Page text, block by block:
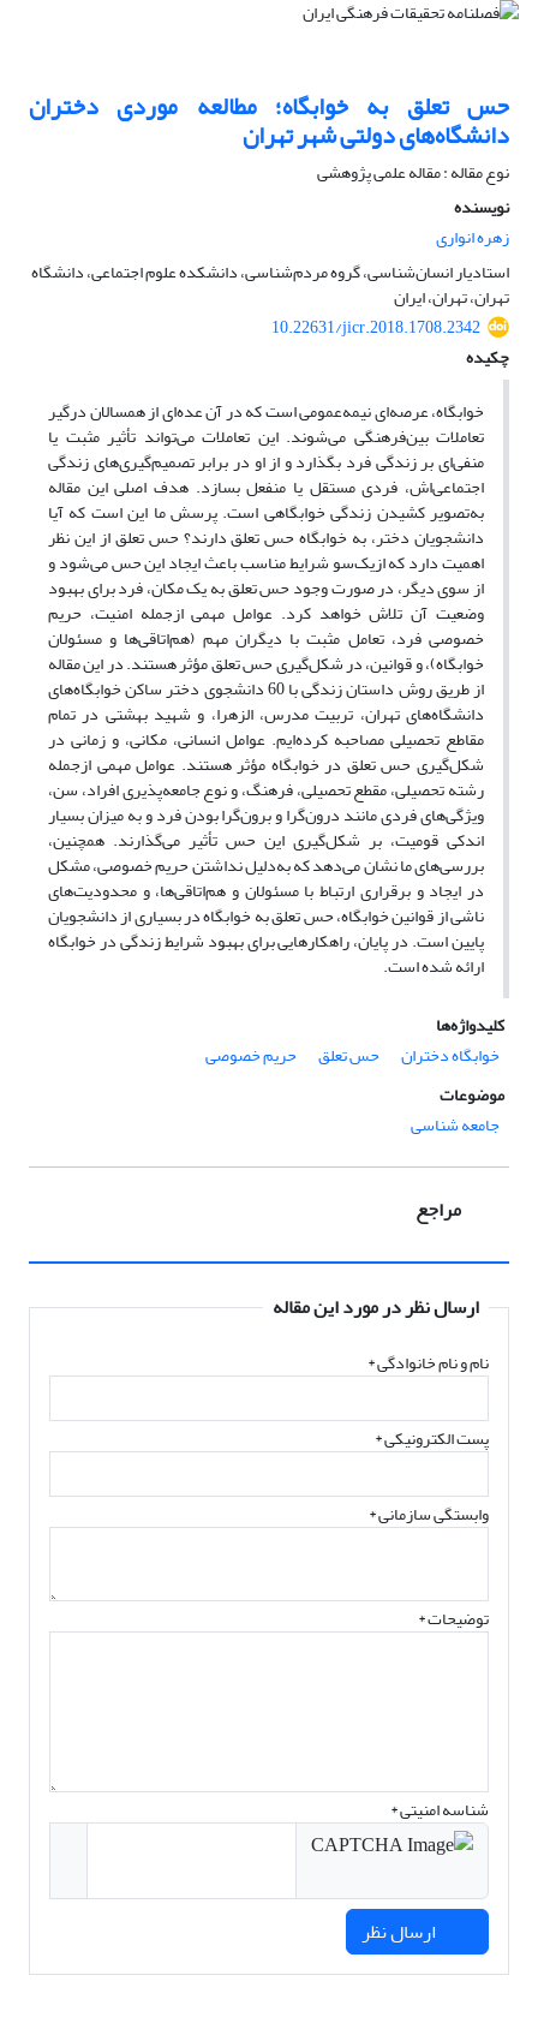
حس تعلق به خوابگاه؛ مطالعه موردی دختران
دانشگاه‌های دولتی شهر تهران
نوع مقاله : مقاله علمی پژوهشی
نویسنده
زهره انواری
استادیار انسان‌شناسی، گروه مردم‌شناسی، دانشکده علوم اجتماعی، دانشگاه
تهران، تهران، ایران
10.22631/jicr.2018.1708.2342
چکیده
خوابگاه، عرصه‌ای نیمه‌عمومی است که در آن عده‌ای از همسالان درگیر
تعاملات بین‌فرهنگی می‌شوند. این تعاملات می‌تواند تأثیر مثبت یا
منفی‌ای بر زندگی فرد بگذارد و از او در برابر تصمیم‌گیری‌های زندگی
اجتماعی‌اش، فردی مستقل یا منفعل بسازد. هدف اصلی این مقاله
به‌تصویر کشیدن زندگی خوابگاهی است. پرسش ما این است که آیا
دانشجویان دختر، به خوابگاه حس تعلق دارند؟ حس تعلق از این نظر
اهمیت دارد که ازیک‌سو شرایط مناسب باعث ایجاد این حس می‌شود و
از سوی دیگر، در صورت وجود حس تعلق به یک مکان، فرد برای بهبود
وضعیت آن تلاش خواهد کرد. عوامل مهمی ازجمله امنیت، حریم
خصوصی فرد، تعامل مثبت با دیگران مهم (هم‌اتاقی‌ها و مسئولان
خوابگاه)، و قوانین، در شکل‌گیری حس تعلق مؤثر هستند. در این مقاله
از طریق روش داستان زندگی با 60 دانشجوی دختر ساکن خوابگاه‌های
دانشگاه‌های تهران، تربیت مدرس، الزهرا، و شهید بهشتی در تمام
مقاطع تحصیلی مصاحبه کرده‌ایم. عوامل انسانی، مکانی، و زمانی در
شکل‌گیری حس تعلق در خوابگاه مؤثر هستند. عوامل مهمی ازجمله
رشته تحصیلی، مقطع تحصیلی، فرهنگ، و نوع جامعه‌پذیری افراد، سن،
ویژگی‌های فردی مانند درون‌گرا و برون‌گرا بودن فرد و به میزان بسیار
اندکی قومیت، بر شکل‌گیری این حس تأثیر می‌گذارند. همچنین،
بررسی‌های ما نشان می‌دهد که به‌دلیل نداشتن حریم خصوصی، مشکل
در ایجاد و برقراری ارتباط با مسئولان و هم‌اتاقی‌ها، و محدودیت‌های
ناشی از قوانین خوابگاه، حس تعلق به خوابگاه در بسیاری از دانشجویان
پایین است. در پایان، راهکارهایی برای بهبود شرایط زندگی در خوابگاه
ارائه شده است.
کلیدواژه‌ها
خوابگاه دختران
حس تعلق
حریم خصوصی
موضوعات
جامعه شناسی
مراجع
ارسال نظر در مورد این مقاله
نام و نام خانوادگی*
پست الکترونیکی*
وابستگی سازمانی *
توضیحات *
شناسه امنیتی *